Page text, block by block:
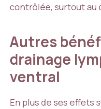
contrôlée, surtout au
Autres
drainage
ventral
En plus de ses effets